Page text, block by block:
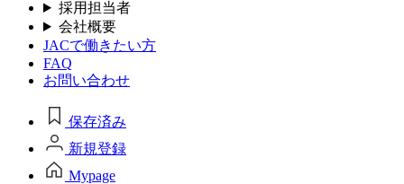
採用担当者
会社概要
JACで働きたい方
FAQ
お問い合わせ
保存済み
新規登録
Mypage